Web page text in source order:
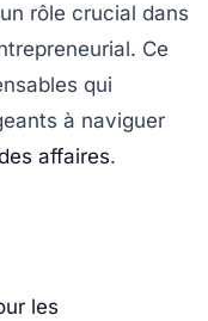
rôle crucial dans
. Ce
qui
à naviguer
affaires.
les